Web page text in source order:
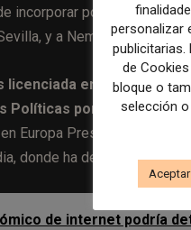
incorporar por cooptación
y a Nemesio
licenciada en Ciencias
Políticas por la
Europa Press desde
donde ha desarrollado su
de internet podría
personalizar
de
bloque o
selección o